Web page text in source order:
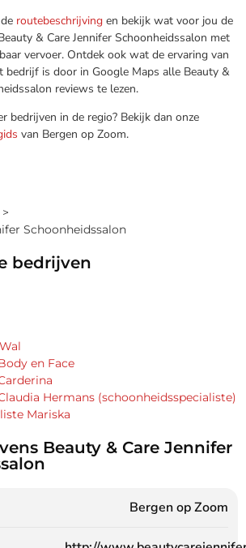
routebeschrijving en bekijk wat voor jou de
& Care Jennifer Schoonheidssalon met
vervoer. Ontdek ook wat de ervaring van
bedrijf is door in Google Maps alle Beauty &
reviews te lezen.
bedrijven in de regio? Bekijk dan onze
van Bergen op Zoom.
Schoonheidssalon
bedrijven
en Face
Hermans (schoonheidsspecialiste)
Mariska
Beauty & Care Jennifer
Bergen op Zoom